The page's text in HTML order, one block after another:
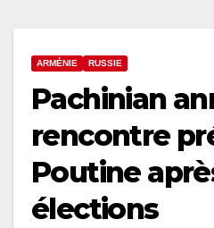
ARMÉNIE RUSSIE
Pachinian
rencontre
Poutine
élections